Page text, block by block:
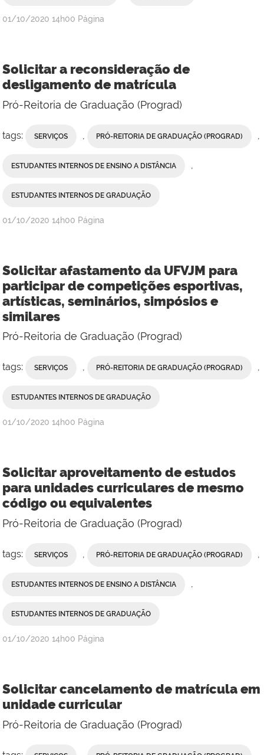
publicado
01/10/2020 14h00 Página
Solicitar a reconsideração de
desligamento de matrícula
Pró-Reitoria de Graduação (Prograd)
tags: SERVIÇOS , PRÓ-REITORIA DE GRADUAÇÃO (PROGRAD) ,
ESTUDANTES INTERNOS DE ENSINO A DISTÂNCIA ,
ESTUDANTES INTERNOS DE GRADUAÇÃO
publicado
01/10/2020 14h00 Página
Solicitar afastamento da UFVJM para
participar de competições esportivas,
artísticas, seminários, simpósios e
similares
Pró-Reitoria de Graduação (Prograd)
tags: SERVIÇOS , PRÓ-REITORIA DE GRADUAÇÃO (PROGRAD) ,
ESTUDANTES INTERNOS DE GRADUAÇÃO
publicado
01/10/2020 14h00 Página
Solicitar aproveitamento de estudos
para unidades curriculares de mesmo
código ou equivalentes
Pró-Reitoria de Graduação (Prograd)
tags: SERVIÇOS , PRÓ-REITORIA DE GRADUAÇÃO (PROGRAD) ,
ESTUDANTES INTERNOS DE ENSINO A DISTÂNCIA ,
ESTUDANTES INTERNOS DE GRADUAÇÃO
publicado
01/10/2020 14h00 Página
Solicitar cancelamento de matrícula em
unidade curricular
Pró-Reitoria de Graduação (Prograd)